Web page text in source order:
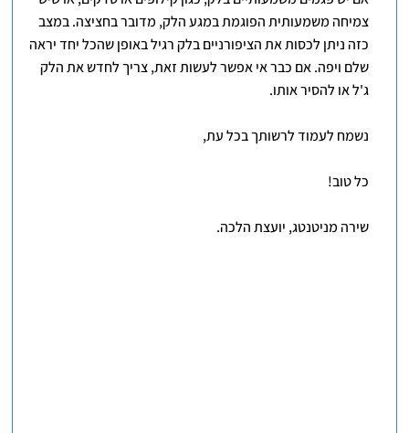
צמיחה משמעותית הפוגמת במגע הלק, מדובר בחציצה. במצב
כזה ניתן לכסות את הציפורניים בלק רגיל באופן שהכל יחד יראה
שלם ויפה. אם כבר אי אפשר לעשות זאת, צריך לחדש את הלק
ג'ל או להסיר אותו.
נשמח לעמוד לרשותך בכל עת,
כל טוב!
שירה מניטנטג, יועצת הלכה.